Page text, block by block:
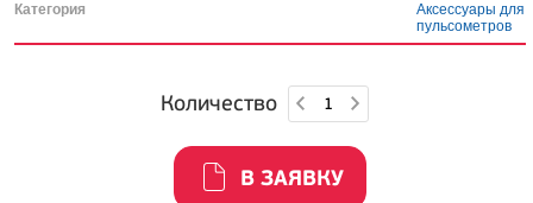
Категория
Аксессуары для
пульсометров
Количество
В ЗАЯВКУ